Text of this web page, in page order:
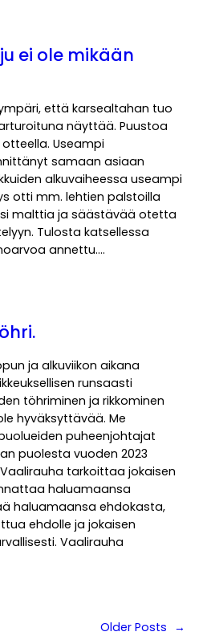
ei ole mikään
että karsealtahan tuo
näyttää. Puustoa
Useampi
samaan asiaan
alkuvaiheessa useampi
otti mm. lehtien palstoilla
malttia ja säästävää otetta
Tulosta katsellessa
annettu.…
ja alkuviikon aikana
runsaasti
töhriminen ja rikkominen
hyväksyttävää. Me
puheenjohtajat
puolesta vuoden 2023
tarkoittaa jokaisen
haluamaansa
haluamaansa ehdokasta,
ehdolle ja jokaisen
Vaalirauha
Older Posts →